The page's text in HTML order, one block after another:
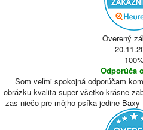
Overený
100%
Odporúča
Som veľmi spokojná odporúčam
obrázku kvalita super všetko krásne
zas niečo pre môjho psíka jedine